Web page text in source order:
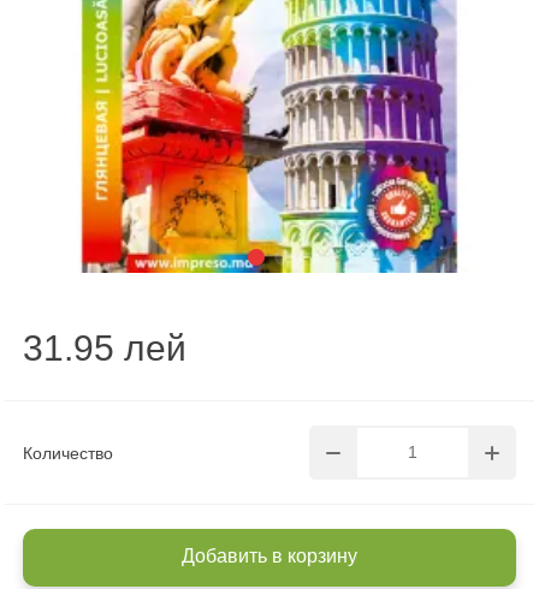
Количество
31.95 лей
Добавить в корзину